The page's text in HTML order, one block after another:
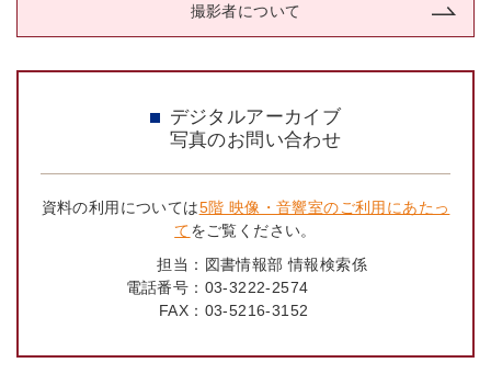
撮影者について
デジタルアーカイブ
写真のお問い合わせ
資料の利用については5階 映像・音響室のご利用にあたっ
てをご覧ください。
担当： 図書情報部 情報検索係
電話番号： 03-3222-2574
FAX： 03-5216-3152